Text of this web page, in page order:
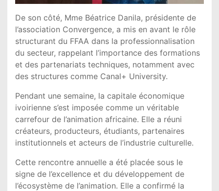
De son côté, Mme Béatrice Danila, présidente de
l’association Convergence, a mis en avant le rôle
structurant du FFAA dans la professionnalisation
du secteur, rappelant l’importance des formations
et des partenariats techniques, notamment avec
des structures comme Canal+ University.
Pendant une semaine, la capitale économique
ivoirienne s’est imposée comme un véritable
carrefour de l’animation africaine. Elle a réuni
créateurs, producteurs, étudiants, partenaires
institutionnels et acteurs de l’industrie culturelle.
Cette rencontre annuelle a été placée sous le
signe de l’excellence et du développement de
l’écosystème de l’animation. Elle a confirmé la